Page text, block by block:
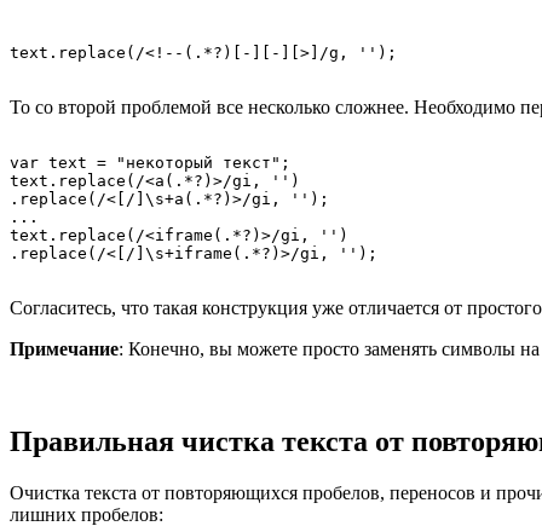
То со второй проблемой все несколько сложнее. Необходимо
var text = "некоторый текст";
text.replace(/<a(.*?)>/gi, '')
.replace(/<[/]\s+a(.*?)>/gi, '');
...
text.replace(/<iframe(.*?)>/gi, '')
Согласитесь, что такая конструкция уже отличается от
Примечание: Конечно, вы можете просто заменять символы
Правильная чистка текста от
Очистка текста от повторяющихся пробелов, переносов и
лишних пробелов: